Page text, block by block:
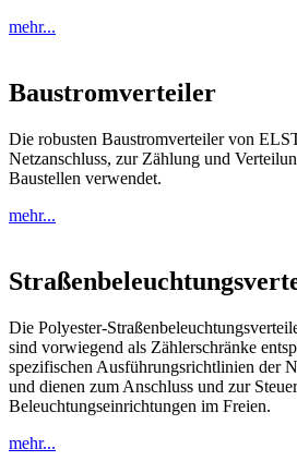
mehr...
Baustromverteiler
Die robusten Baustromverteiler von
Netzanschluss, zur Zählung und
Baustellen verwendet.
mehr...
Die Polyester-
sind vorwiegend als Zählerschränke
spezifischen Ausführungsrichtlinien der
und dienen zum Anschluss und zur
Beleuchtungseinrichtungen im Freien.
mehr...